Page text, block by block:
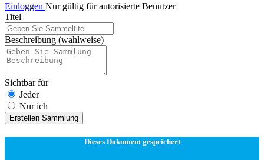
Einloggen Nur gültig für autorisierte Benutzer
Titel
Beschreibung (wahlweise)
Sichtbar für
Jeder
Nur ich
Erstellen Sammlung
Dieses Dokument gespeichert